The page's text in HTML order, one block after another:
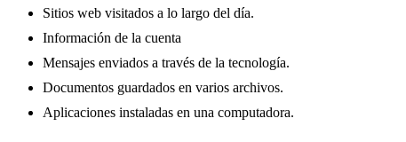
Sitios web visitados a lo largo del día.
Información de la cuenta
Mensajes enviados a través de la tecnología.
Documentos guardados en varios archivos.
Aplicaciones instaladas en una computadora.